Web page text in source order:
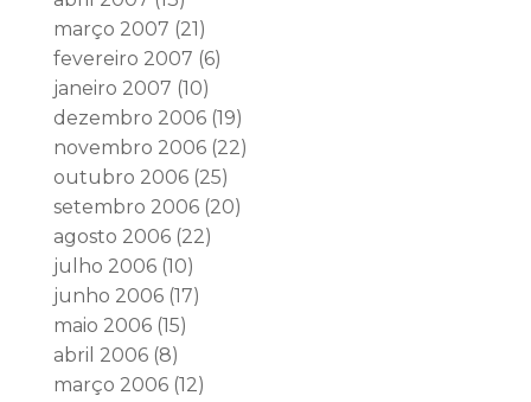
março 2007 (21)
fevereiro 2007 (6)
janeiro 2007 (10)
dezembro 2006(19)
novembro 2006(22)
outubro 2006(25)
setembro 2006(20)
agosto 2006(22)
julho 2006(10)
junho 2006(17)
maio 2006(15)
abril 2006(8)
março 2006(12)